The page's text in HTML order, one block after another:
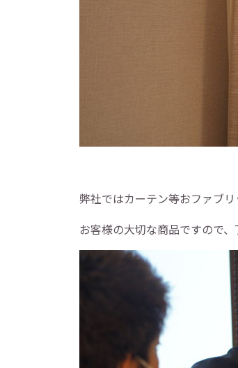
弊社ではカーテン等おファブ
お客様の大切な商品ですので